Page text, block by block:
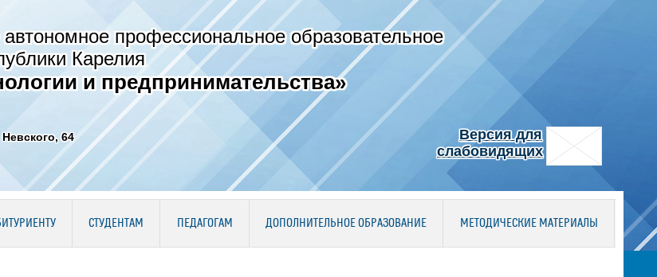
автономное профессиональное образовательное
Карелия
и предпринимательства»
64
Версия для
слабовидящих
СТУДЕНТАМ ПЕДАГОГАМ ДОПОЛНИТЕЛЬНОЕ ОБРАЗОВАНИЕ МЕТОДИЧЕСКИЕ МАТЕРИАЛЫ